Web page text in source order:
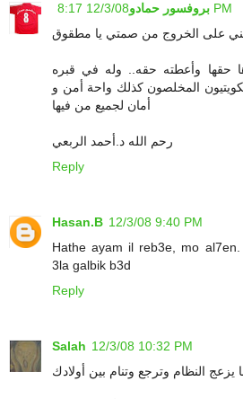
بروفسور حمادو 12/3/08 8:17 PM
على الخروج من صمتي يا مطقوق
حقها وأعطته حقه.. وله في قبره
المخلصون كذلك واحة أمن و
أمان لجميع من فيها
رحم الله د.أحمد الربعي
Reply
Hasan.B 12/3/08 9:40 PM
Hathe ayam il reb3e, mo
3la galbik b3d
Reply
Salah 12/3/08 10:32 PM
النظام وترجع وتنام بين أولادك